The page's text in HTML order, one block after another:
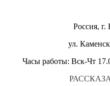
Россия,
ул.
Часы работы: Вск-Чт